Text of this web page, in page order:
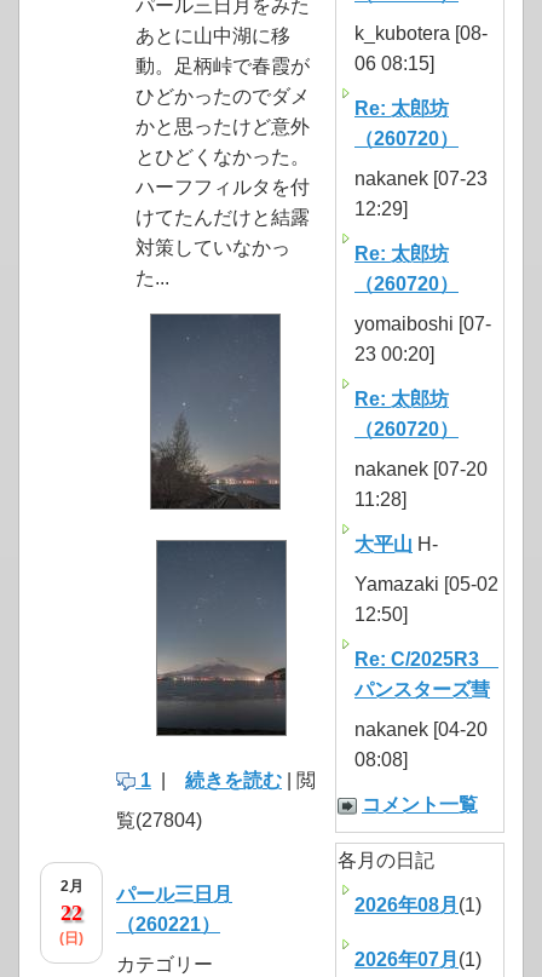
パール三日月をみた
あとに山中湖に移
動。足柄峠で春霞が
ひどかったのでダメ
かと思ったけど意外
とひどくなかった。
ハーフフィルタを付
けてたんだけと結露
対策していなかっ
た...
1 続きを読む | 閲
覧(27804)
2月
22
(日)
パール三日月
（260221）
カテゴリー
k_kubotera [08-
06 08:15]
Re: 太郎坊
（260720）
nakanek [07-23
12:29]
Re: 太郎坊
（260720）
yomaiboshi [07-
23 00:20]
Re: 太郎坊
（260720）
nakanek [07-20
11:28]
大平山 H-
Yamazaki [05-02
12:50]
Re: C/2025R3
パンスターズ彗
nakanek [04-20
08:08]
コメント一覧
各月の日記
2026年08月 (1)
2026年07月 (1)